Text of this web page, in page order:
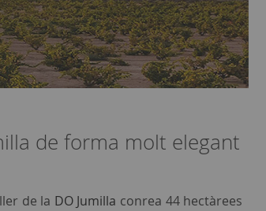
de forma molt elegant
de la DO Jumilla conrea 44 hectàrees